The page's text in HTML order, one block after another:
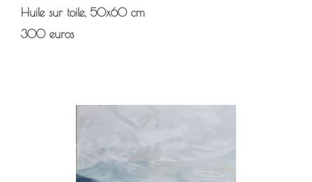
Huile sur toile, 50x60 cm
300 euros